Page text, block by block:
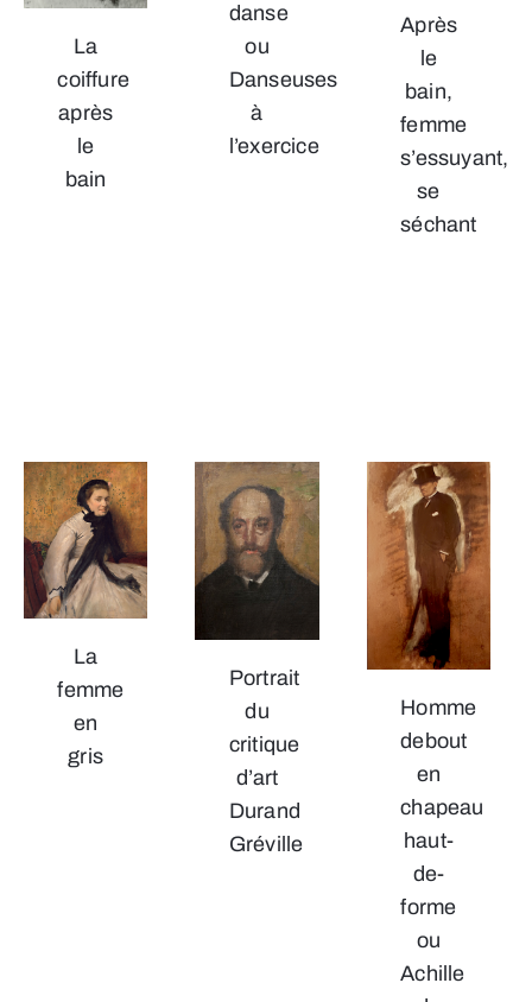
La
coiffure
après
le
bain
danse
ou
Danseuses
à
l’exercice
Après
le
bain,
femme
s’essuyant,
se
séchant
La
femme
en
gris
Portrait
du
critique
d’art
Durand
Gréville
Homme
debout
en
chapeau
haut-
de-
forme
ou
Achille